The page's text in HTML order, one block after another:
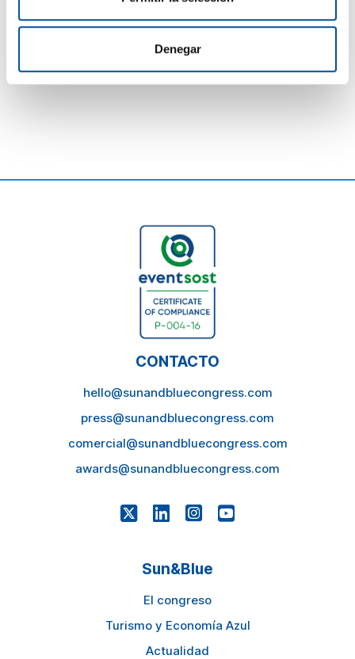
Denegar
europeos y las misiones internacionales.
CONTACTO
hello@sunandbluecongress.com
press@sunandbluecongress.com
comercial@sunandbluecongress.com
awards@sunandbluecongress.com
Sun&Blue
El congreso
Turismo y Economía Azul
Actualidad